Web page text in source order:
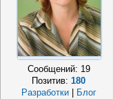
Сообщений: 19
Позитив:180
Разработки
Блог